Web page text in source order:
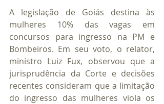
A legislação de Goiás destina às
mulheres 10% das vagas em
concursos para ingresso na PM e
Bombeiros. Em seu voto, o relator,
ministro Luiz Fux, observou que a
jurisprudência da Corte e decisões
recentes consideram que a limitação
do ingresso das mulheres viola os